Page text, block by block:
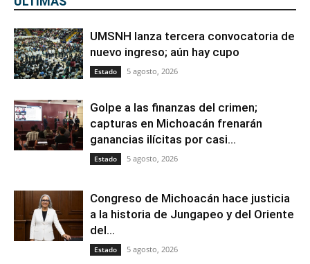
UMSNH lanza tercera convocatoria de
nuevo ingreso; aún hay cupo
Estado 5 agosto, 2026
Golpe a las finanzas del crimen;
capturas en Michoacán frenarán
ganancias ilícitas por casi...
Estado 5 agosto, 2026
Congreso de Michoacán hace justicia
a la historia de Jungapeo y del Oriente
del...
Estado 5 agosto, 2026